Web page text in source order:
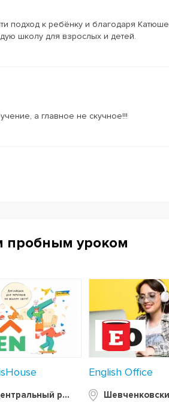
подход к ребёнку и благодаря Катюше
школу для взрослых и детей.
а главное не скучное!!!
пробным уроком
Центральный район
English Office